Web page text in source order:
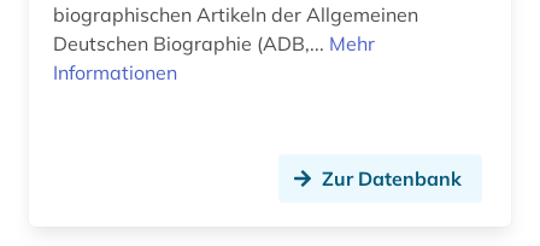
berliner klassik (1)
berne <wesermarsch> (1)
berühmte persönlichkeit (4)
Montenegro (2)
biographischen Artikeln der Allgemeinen
Deutschen Biographie (ADB,... Mehr
Informationen
Zur Datenbank